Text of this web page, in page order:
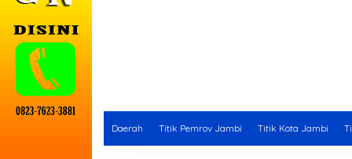
Daerah Titik Pemrov Jambi Titik Kota Jambi